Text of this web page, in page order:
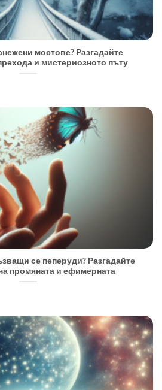
мостове? Разгадайте
и мистериозното пъту
се пеперуди? Разгадайте
промяната и ефимерната